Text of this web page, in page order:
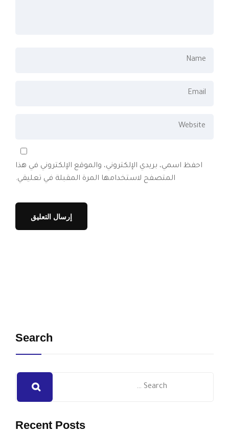
احفظ اسمي، بريدي الإلكتروني، والموقع الإلكتروني في هذا
المتصفح لاستخدامها المرة المقبلة في تعليقي.
Search
Recent Posts